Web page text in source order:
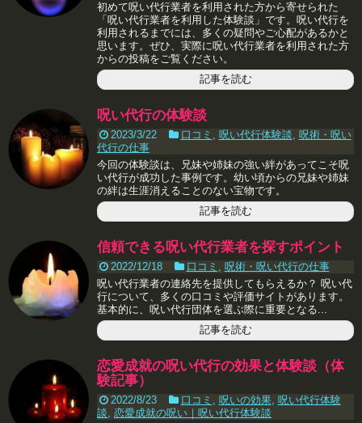
初めて呪い代行業者を利用された方から寄せられた
「呪い代行業者を利用した体験談」です。呪い代行を
利用されるまでには、多くの疑問やご心配があるかと
思います。ぜひ、実際に呪い代行業者を利用された方
からの投稿をご覧ください。
記事を読む
呪い代行の体験談
2023/3/22 口コミ , 呪い代行体験談, 呪術・呪い
代行の仕事
今回の体験談は、兄妹や姉妹の強い絆があってこそ呪
い代行が成功した事例です。幼い頃からの兄妹や姉妹
の絆は生涯消えることのない宝物です。
記事を読む
信頼できる呪い代行業者を探すポイント
2022/12/18 口コミ , 呪術・呪い代行の仕事
呪い代行業者の連絡先を提供してもらえるか？ 呪い代
行について、多くの口コミや評価サイトがあります。
基本的に、呪い代行団体を選ぶ際に重要となる...
記事を読む
恋愛成就の呪い代行の効果と体験談（体
験記事）
2022/8/23 口コミ , 呪いの効果, 呪い代行体験
談, 恋愛成就の呪い｜呪い代行体験談